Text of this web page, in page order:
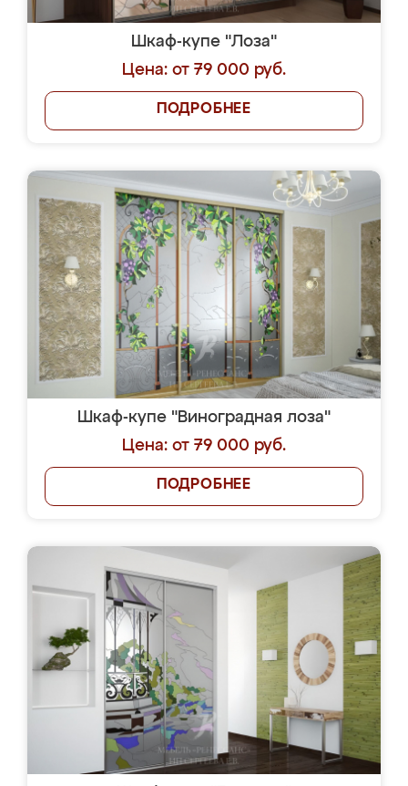
Шкаф-купе "Лоза"
Цена: от 79 000 руб.
ПОДРОБНЕЕ
Шкаф-купе "Виноградная лоза"
Цена: от 79 000 руб.
ПОДРОБНЕЕ